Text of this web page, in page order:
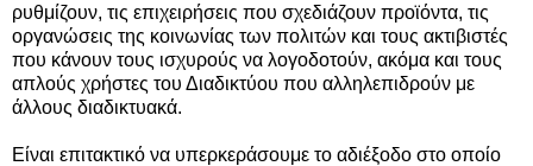
ρυθμίζουν, τις επιχειρήσεις που σχεδιάζουν προϊόντα, τις
οργανώσεις της κοινωνίας των πολιτών και τους ακτιβιστές
που κάνουν τους ισχυρούς να λογοδοτούν, ακόμα και τους
απλούς χρήστες του Διαδικτύου που αλληλεπιδρούν με
άλλους διαδικτυακά.
Είναι επιτακτικό να υπερκεράσουμε το αδιέξοδο στο οποίο